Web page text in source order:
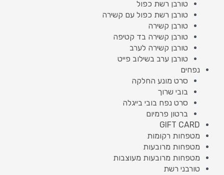
טורבן רשת כפול
טורבן רשת כפול עם קשירה
טורבן קשירה
טורבן קשירה בד קטיפה
טורבן קשירה לערב
טורבן ערב בשילוב פייט
נפחים
סרט מונע החלקה
בובי שרוך
סרט נפח בובי בייגלה
ברטון פרמיום
GIFT CARD
מטפחות רקומות
מטפחות מרובעות
מטפחות מרובעות מעוצבות
טורבני רשת